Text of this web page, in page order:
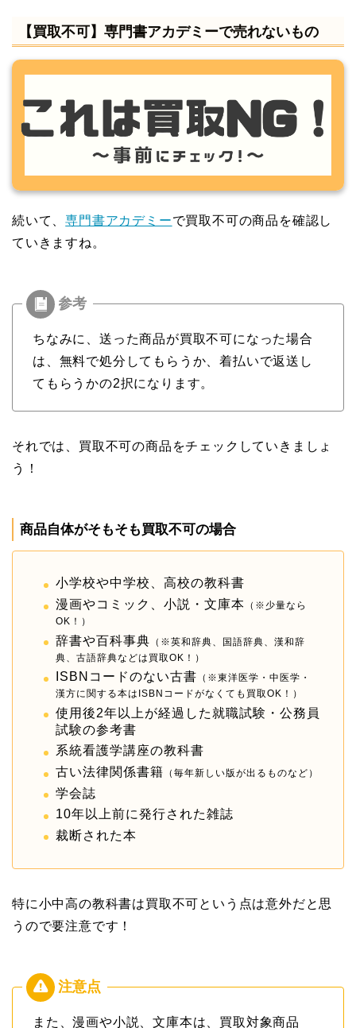
【買取不可】専門書アカデミーで売れないもの
続いて、専門書アカデミーで買取不可の商品を確認し
ていきますね。
ちなみに、送った商品が買取不可になった場合
は、無料で処分してもらうか、着払いで返送し
てもらうかの2択になります。
それでは、買取不可の商品をチェックしていきましょ
う！
商品自体がそもそも買取不可の場合
小学校や中学校、高校の教科書
漫画やコミック、小説・文庫本 （※少量なら
OK！）
辞書や百科事典 （※英和辞典、国語辞典、漢和辞
典、古語辞典などは買取OK！）
ISBNコードのない古書 （※東洋医学・中医学・
漢方に関する本はISBNコードがなくても買取OK！）
使用後2年以上が経過した就職試験・公務員
試験の参考書
系統看護学講座の教科書
古い法律関係書籍 （毎年新しい版が出るものなど）
学会誌
10年以上前に発行された雑誌
裁断された本
特に小中高の教科書は買取不可という点は意外だと思
うので要注意です！
また、漫画や小説、文庫本は、買取対象商品